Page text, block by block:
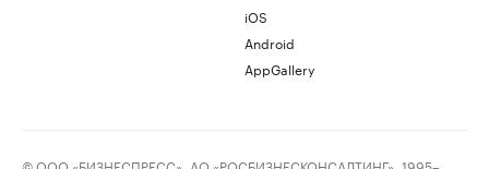
iOS
Android
AppGallery